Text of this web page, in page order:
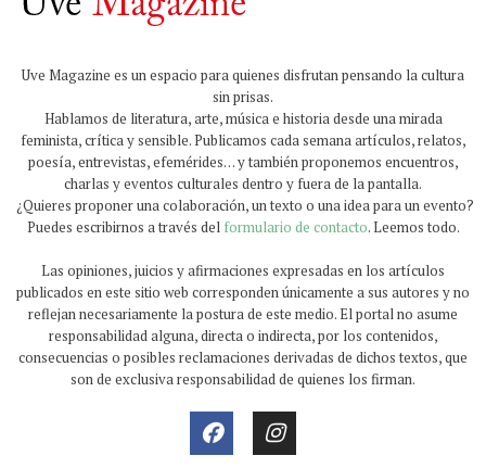
Uve Magazine es un espacio para quienes disfrutan pensando la cultura
sin prisas.
Hablamos de literatura, arte, música e historia desde una mirada
feminista, crítica y sensible. Publicamos cada semana artículos, relatos,
poesía, entrevistas, efemérides… y también proponemos encuentros,
charlas y eventos culturales dentro y fuera de la pantalla.
¿Quieres proponer una colaboración, un texto o una idea para un evento?
Puedes escribirnos a través del formulario de contacto. Leemos todo.
Las opiniones, juicios y afirmaciones expresadas en los artículos
publicados en este sitio web corresponden únicamente a sus autores y no
reflejan necesariamente la postura de este medio. El portal no asume
responsabilidad alguna, directa o indirecta, por los contenidos,
consecuencias o posibles reclamaciones derivadas de dichos textos, que
son de exclusiva responsabilidad de quienes los firman.